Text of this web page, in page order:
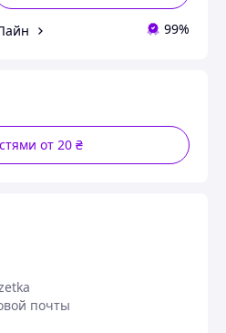
99%
от 20 ₴
почты